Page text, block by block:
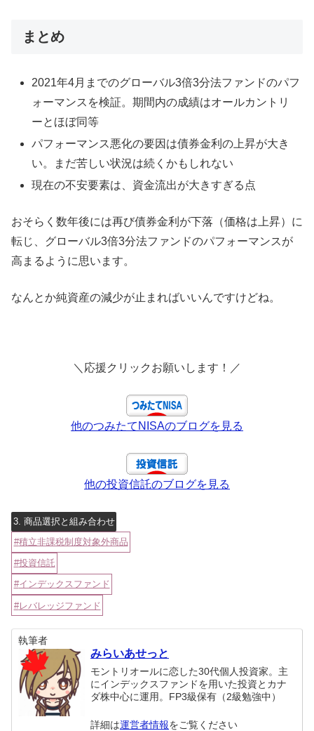
まとめ
2021年4月までのグローバル3倍3分法ファンドのパフ
ォーマンスを検証。期間内の成績はオールカントリ
ーとほぼ同等
パフォーマンス悪化の要因は債券金利の上昇が大き
い。まだ苦しい状況は続くかもしれない
現在の不安要素は、資金流出が大きすぎる点
おそらく数年後には再び債券金利が下落（価格は上昇）に
転じ、グローバル3倍3分法ファンドのパフォーマンスが
高まるように思います。
なんとか純資産の減少が止まればいいんですけどね。
＼応援クリックお願いします！／
他のつみたてNISAのブログを見る
他の投資信託のブログを見る
3. 商品選択と組み合わせ
積立非課税制度対象外商品
投資信託
インデックスファンド
レバレッジファンド
執筆者
みらいあせっと
モントリオールに恋した30代個人投資家。主
にインデックスファンドを用いた投資とカナ
ダ株中心に運用。FP3級保有（2級勉強中）
詳細は運営者情報をご覧ください